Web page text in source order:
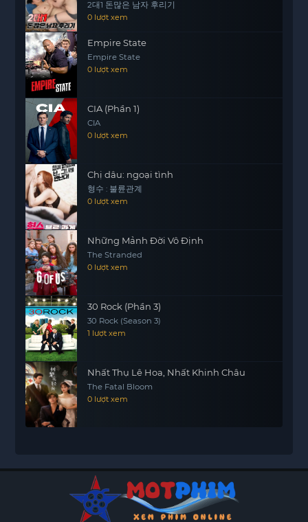
2대1 돈많은 남자 후리기
0 lượt xem
Empire State
Empire State
0 lượt xem
CIA (Phần 1)
CIA
0 lượt xem
Chị dâu: ngoại tình
형수 : 불륜관계
0 lượt xem
Những Mảnh Đời Vô Định
The Stranded
0 lượt xem
30 Rock (Phần 3)
30 Rock (Season 3)
1 lượt xem
Nhất Thụ Lê Hoa, Nhất Khinh Châu
The Fatal Bloom
0 lượt xem